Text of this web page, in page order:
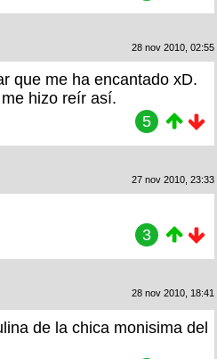
28 nov 2010, 02:55
que me ha encantado xD.
hizo reír así.
5
27 nov 2010, 23:33
3
28 nov 2010, 18:41
de la chica monisima del